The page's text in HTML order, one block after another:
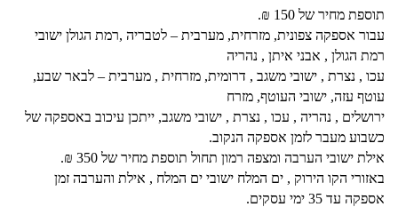
תוספת מחיר של 150 ₪.
עבור אספקה צפונית, מזרחית, מערבית – לטבריה ,רמת הגולן ישובי
רמת הגולן , אבני איתן , נהריה
עכו , נצרת , ישובי משגב , דרומית, מזרחית , מערבית – לבאר שבע,
עוטף עזה, ישובי העוטף, מזרח
ירושלים , נהריה , עכו , נצרת , ישובי משגב, ייתכן עיכוב באספקה של
כשבוע מעבר לזמן אספקה הנקוב.
אילת ישובי הערבה ומצפה רמון תחול תוספת מחיר של 350 ₪.
באזורי הקו הירוק , ים המלח ישובי ים המלח , אילת והערבה זמן
אספקה עד 35 ימי עסקים.